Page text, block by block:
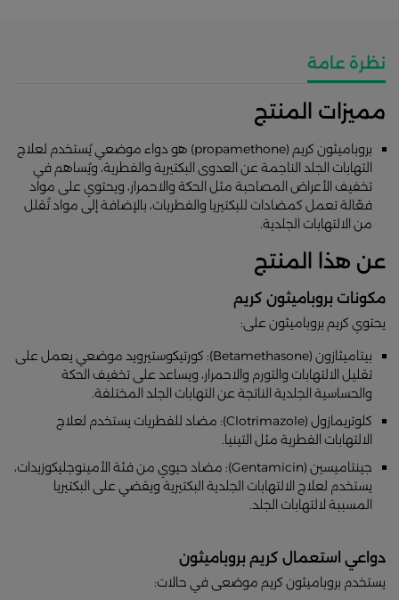
نظرة عامة
مميزات المنتج
بروباميثون كريم (propamethone) هو دواء موضعي يُستخدم لعلاج
التهابات الجلد الناجمة عن العدوى البكتيرية والفطرية، ويُساهم في
تخفيف الأعراض المصاحبة مثل الحكة والاحمرار، ويحتوي على مواد
فعّالة تعمل كمضادات للبكتيريا والفطريات، بالإضافة إلى مواد تُقلل
من الالتهابات الجلدية.
عن هذا المنتج
مكونات بروباميثون كريم
يحتوي كريم بروباميثون على:
بيتاميثازون (Betamethasone): كورتيكوستيرويد موضعي يعمل على
تقليل الالتهابات والتورم والاحمرار، ويساعد على تخفيف الحكة
والحساسية الجلدية الناتجة عن التهابات الجلد المختلفة.
كلوتريمازول (Clotrimazole): مضاد للفطريات يستخدم لعلاج
الالتهابات الفطرية مثل التينيا.
جينتاميسين (Gentamicin): مضاد حيوي من فئة الأمينوجليكوزيدات،
يستخدم لعلاج الالتهابات الجلدية البكتيرية ويقضي على البكتيريا
المسببة لالتهابات الجلد.
دواعي استعمال كريم بروباميثون
يستخدم بروباميثون كريم موضعى في حالات: